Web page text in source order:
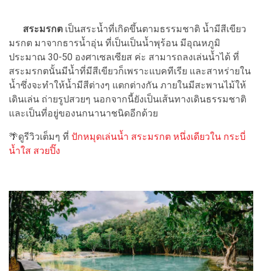
สระมรกต เป็นสระน้ำที่เกิดขึ้นตามธรรมชาติ น้ำมีสีเขียว
มรกต มาจากธารน้ำอุ่น ที่เป็นเป็นน้ำพุร้อน มีอุณหภูมิ
ประมาณ 30-50 องศาเซลเซียส ค่ะ สามารถลงเล่นน้ำได้ ที่
สระมรกตนั้นมีน้ำที่มีสีเขียวก็เพราะแบคทีเรีย และสาหร่ายใน
น้ำซึ่งจะทำให้น้ำมีสีต่างๆ แตกต่างกัน ภายในมีสะพานไม้ให้
เดินเล่น ถ่ายรูปสวยๆ นอกจากนี้ยังเป็นเส้นทางเดินธรรมชาติ
และเป็นที่อยู่ของนกนานาชนิดอีกด้วย
🌴ดูรีวิวเต็มๆ ที่ ปักหมุดเล่นน้ำ สระมรกต หนึ่งเดียวใน กระบี่
น้ำใส สวยปิ๊ง